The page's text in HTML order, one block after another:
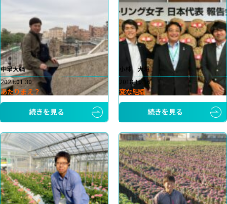
中早大輔
2023.01.30
あたりまえ？
続きを見る
小林 大将
2018.10.16
変な組織
続きを見る